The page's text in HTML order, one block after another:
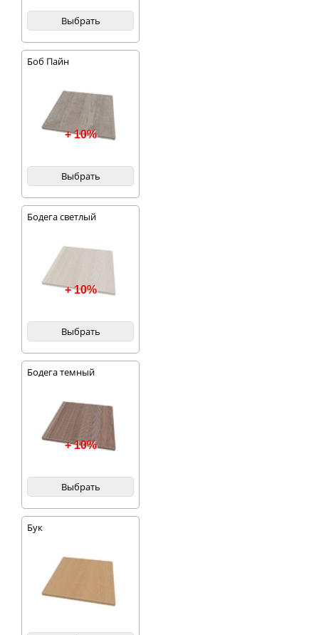
Выбрать
Боб Пайн
+ 10%
Выбрать
Бодега светлый
+ 10%
Выбрать
Бодега темный
+ 10%
Выбрать
Бук